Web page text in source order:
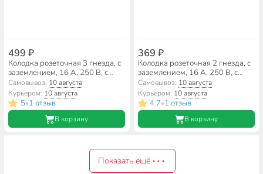
499 ₽
Колодка розеточная 3 гнезда, с
заземлением, 16 А, 250 В, с
заглушкой, 1-фазная, IP44,
каучук, желтый, UNIVersal, 3083
Самовывоз: 10 августа
Курьером: 10 августа
5•1 отзыв
В корзину
369 ₽
Колодка розеточная 2 гнезда, с
заземлением, 16 А, 250 В, с
заглушкой, 1-фазная, IP44,
каучук, желтый, UNIVersal, 3082
Самовывоз: 10 августа
Курьером: 10 августа
4.7•1 отзыв
В корзину
Показать ещё